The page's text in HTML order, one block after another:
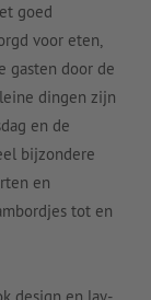
goed
voor eten,
gasten door de
dingen zijn
en de
bijzondere
en
tot en